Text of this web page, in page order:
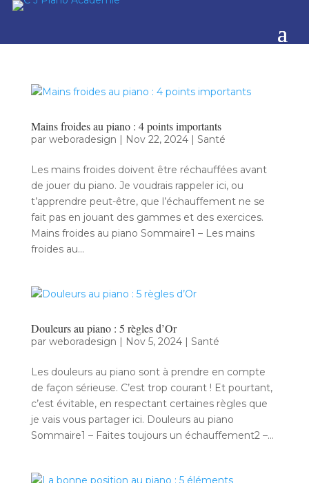
Mains froides au piano : 4 points importants
par weboradesign | Nov 22, 2024| Santé
Les mains froides doivent être réchauffées avant
de jouer du piano. Je voudrais rappeler ici, ou
t’apprendre peut-être, que l’échauffement ne se
fait pas en jouant des gammes et des exercices.
Mains froides au piano Sommaire1 – Les mains
froides au...
Douleurs au piano : 5 règles d’Or
par weboradesign | Nov 5, 2024| Santé
Les douleurs au piano sont à prendre en compte
de façon sérieuse. C’est trop courant ! Et pourtant,
c’est évitable, en respectant certaines règles que
je vais vous partager ici. Douleurs au piano
Sommaire1 – Faites toujours un échauffement2 –...